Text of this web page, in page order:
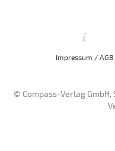
Impressum / AGB
© Compass-Verlag GmbH,